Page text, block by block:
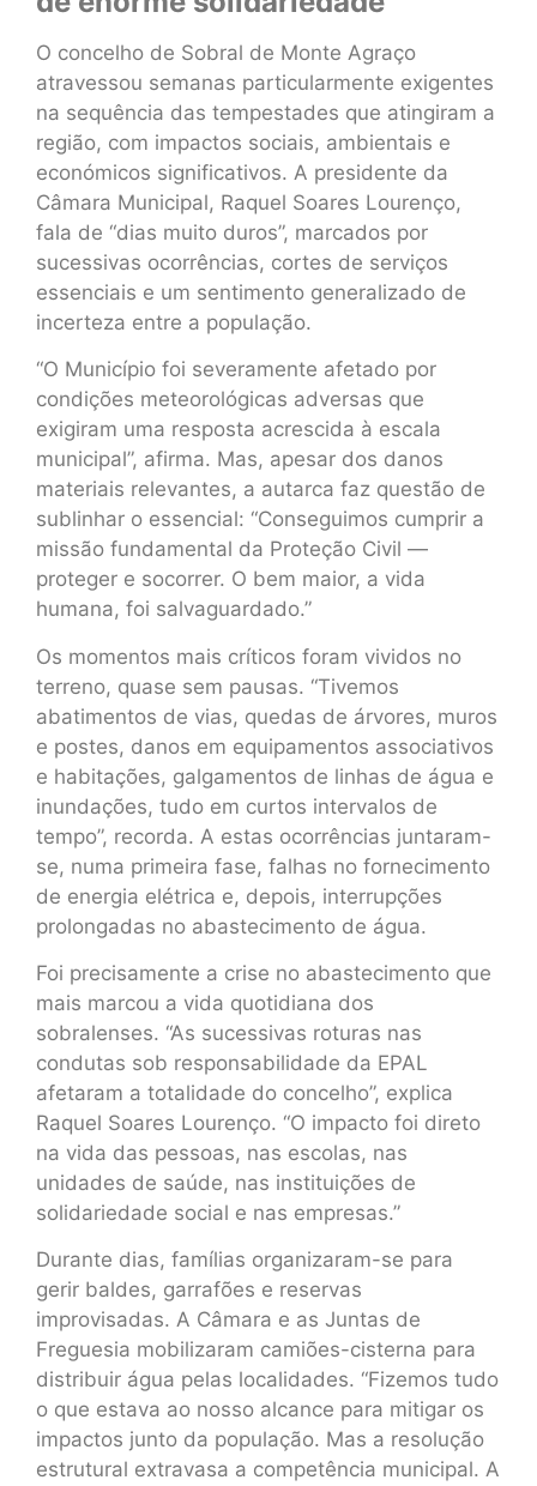
O concelho de Sobral de Monte Agraço
atravessou semanas particularmente exigentes
na sequência das tempestades que atingiram a
região, com impactos sociais, ambientais e
económicos significativos. A presidente da
Câmara Municipal, Raquel Soares Lourenço,
fala de “dias muito duros”, marcados por
sucessivas ocorrências, cortes de serviços
essenciais e um sentimento generalizado de
incerteza entre a população.
“O Município foi severamente afetado por
condições meteorológicas adversas que
exigiram uma resposta acrescida à escala
municipal”, afirma. Mas, apesar dos danos
materiais relevantes, a autarca faz questão de
sublinhar o essencial: “Conseguimos cumprir a
missão fundamental da Proteção Civil —
proteger e socorrer. O bem maior, a vida
humana, foi salvaguardado.”
Os momentos mais críticos foram vividos no
terreno, quase sem pausas. “Tivemos
abatimentos de vias, quedas de árvores, muros
e postes, danos em equipamentos associativos
e habitações, galgamentos de linhas de água e
inundações, tudo em curtos intervalos de
tempo”, recorda. A estas ocorrências juntaram-
se, numa primeira fase, falhas no fornecimento
de energia elétrica e, depois, interrupções
prolongadas no abastecimento de água.
Foi precisamente a crise no abastecimento que
mais marcou a vida quotidiana dos
sobralenses. “As sucessivas roturas nas
condutas sob responsabilidade da EPAL
afetaram a totalidade do concelho”, explica
Raquel Soares Lourenço. “O impacto foi direto
na vida das pessoas, nas escolas, nas
unidades de saúde, nas instituições de
solidariedade social e nas empresas.”
Durante dias, famílias organizaram-se para
gerir baldes, garrafões e reservas
improvisadas. A Câmara e as Juntas de
Freguesia mobilizaram camiões-cisterna para
distribuir água pelas localidades. “Fizemos tudo
o que estava ao nosso alcance para mitigar os
impactos junto da população. Mas a resolução
estrutural extravasa a competência municipal. A